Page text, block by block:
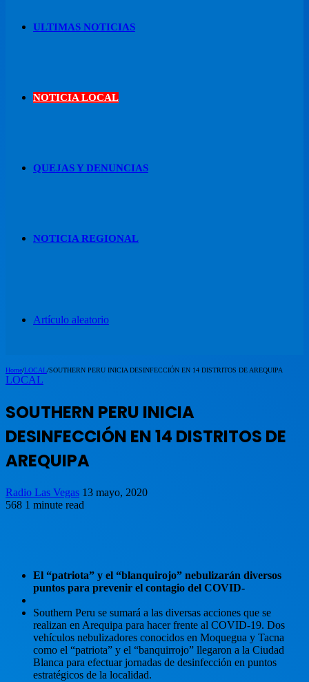
ULTIMAS NOTICIAS
NOTICIA LOCAL
QUEJAS Y DENUNCIAS
NOTICIA REGIONAL
Artículo aleatorio
Home/LOCAL/SOUTHERN PERU INICIA DESINFECCIÓN EN 14 DISTRITOS DE AREQUIPA
LOCAL
SOUTHERN PERU INICIA
DESINFECCIÓN EN 14 DISTRITOS DE
AREQUIPA
Radio Las Vegas 13 mayo, 2020
568 1 minute read
El “patriota” y el “blanquirojo” nebulizarán diversos
puntos para prevenir el contagio del COVID-
Southern Peru se sumará a las diversas acciones que se
realizan en Arequipa para hacer frente al COVID-19. Dos
vehículos nebulizadores conocidos en Moquegua y Tacna
como el “patriota” y el “banquirrojo” llegaron a la Ciudad
Blanca para efectuar jornadas de desinfección en puntos
estratégicos de la localidad.